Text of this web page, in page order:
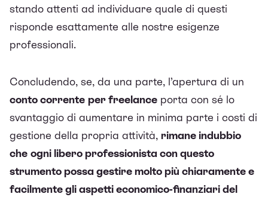
stando attenti ad individuare quale di questi
risponde esattamente alle nostre esigenze
professionali.
Concludendo, se, da una parte, l’apertura di un
conto corrente per freelance porta con sé lo
svantaggio di aumentare in minima parte i costi di
gestione della propria attività, rimane indubbio
che ogni libero professionista con questo
strumento possa gestire molto più chiaramente e
facilmente gli aspetti economico-finanziari del